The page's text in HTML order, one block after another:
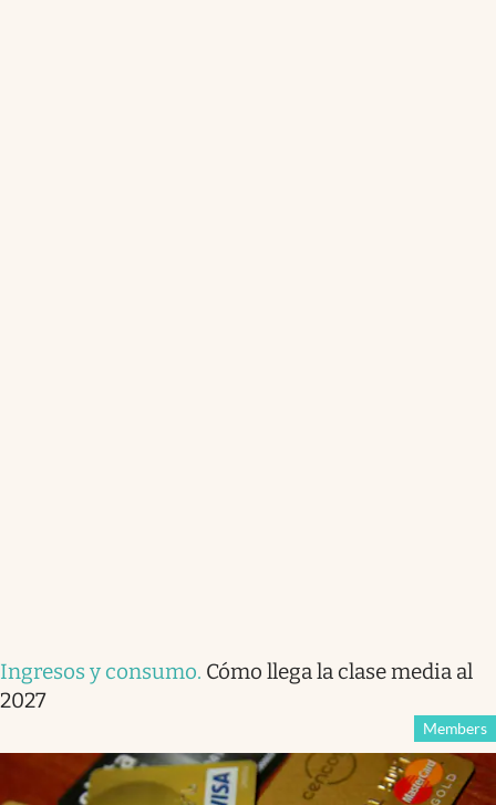
Ingresos y consumo. Cómo llega la clase media al
2027
Members